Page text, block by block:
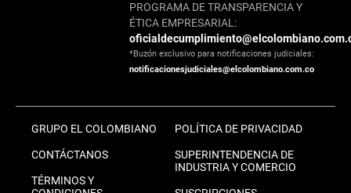
PROGRAMA DE TRANSPARENCIA Y
ÉTICA EMPRESARIAL:
*Buzón exclusivo para notificaciones judiciales:
notificacionesjudiciales@elcolombiano.com.co
GRUPO EL COLOMBIANO
CONTÁCTANOS
TÉRMINOS Y
POLÍTICA DE PRIVACIDAD
SUPERINTENDENCIA DE
INDUSTRIA Y COMERCIO